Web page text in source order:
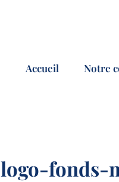
Accueil Notre
logo-fonds-